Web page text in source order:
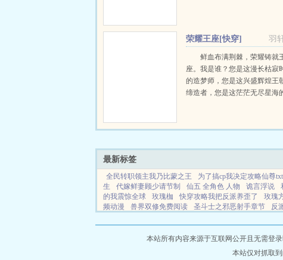
没跟我告...
羽
荣耀王座[快穿]
鲜血布满荆棘，荣耀铸就
座。我是谁？您是这漫长枯寂
的造梦师，您是这兴盛辉煌王
缔造者，您是这茫茫无尽星海
上。我为，守夜人。洛萤...
最新标签
全民转职领主我乃比蒙之王 为了搞cp我决定攻略仙尊
生
代嫁鲜妻顾少请节制 仙五 全角色 人物 诡言浮说
的我震惊全球
玫瑰枷 快穿攻略我把反派养歪了 玫瑰
频动漫
兽界双修免费阅读 圣斗士之邪恶射手章节 反
标记装A的omage长官txt
人性美是什么意思 与佛子共
本站所有内容来源于互联网公开且无需登
本站仅对抓取